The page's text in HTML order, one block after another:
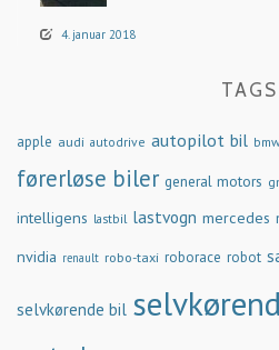
4. januar 2018
TAGS
apple audi autodrive autopilot bil
førerløse biler general motors
intelligens lastbil lastvogn mercedes
nvidia renault robo-taxi roborace robot
selvkørende bil